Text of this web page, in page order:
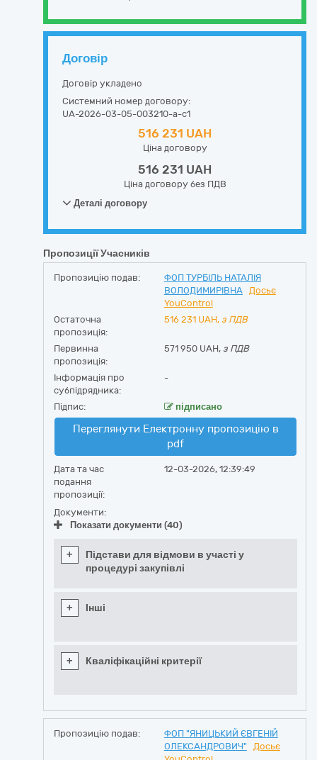
Договір
Договір укладено
Системний номер договору:
UA-2026-03-05-003210-a-c1
516 231 UAH
Ціна договору
516 231 UAH
Ціна договору без ПДВ
Деталі договору
Пропозиції Учасників
Пропозицію подав:
ФОП ТУРБІЛЬ НАТАЛІЯ
ВОЛОДИМИРІВНА
Досьє
YouControl
Остаточна
пропозиція:
516 231 UAH, з ПДВ
Первинна
пропозиція:
571 950 UAH, з ПДВ
Інформація про
субпідрядника:
-
Підпис: підписано
Переглянути Електронну пропозицію в
pdf
Дата та час
подання
пропозиції:
12-03-2026, 12:39:49
Документи:
Показати документи (40)
+
Підстави для відмови в участі у
процедурі закупівлі
+ Інші
+ Кваліфікаційні критерії
Пропозицію подав:
ФОП "ЯНИЦЬКИЙ ЄВГЕНІЙ
ОЛЕКСАНДРОВИЧ"
Досьє